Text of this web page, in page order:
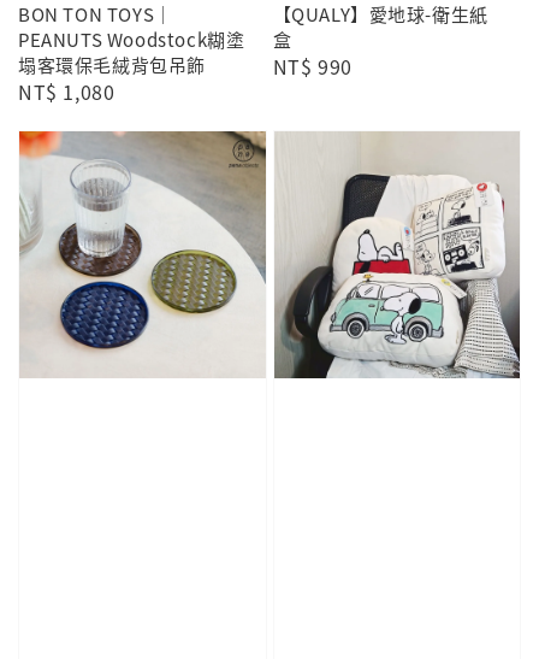
BON TON TOYS｜
PEANUTS Woodstock糊塗
塌客環保毛絨背包吊飾
Regular
NT$ 1,080
【QUALY】愛地球-衛生紙
盒
Regular
NT$ 990